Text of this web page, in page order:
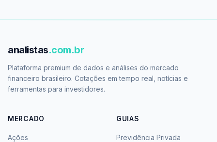
analistas.com.br
Plataforma premium de dados e análises do mercado
financeiro brasileiro. Cotações em tempo real, notícias e
ferramentas para investidores.
MERCADO
Ações
GUIAS
Previdência Privada